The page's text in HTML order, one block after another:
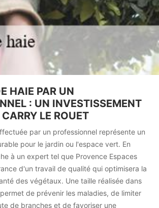
HAIE PAR UN
: UN INVESTISSEMENT
LE ROUET
par un professionnel représente un
pour le jardin ou l'espace vert. En
à un expert tel que Provence Espaces
d'un travail de qualité qui optimisera la
des végétaux. Une taille réalisée dans
de prévenir les maladies, de limiter
de branches et de favoriser une